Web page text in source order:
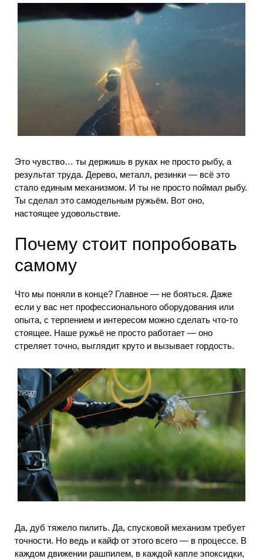
Это чувство… ты держишь в руках не просто рыбу, а
результат труда. Дерево, металл, резинки — всё это
стало единым механизмом. И ты не просто поймал рыбу.
Ты сделал это самодельным ружьём. Вот оно,
настоящее удовольствие.
Почему стоит попробовать
самому
Что мы поняли в конце? Главное — не бояться. Даже
если у вас нет профессионального оборудования или
опыта, с терпением и интересом можно сделать что-то
стоящее. Наше ружьё не просто работает — оно
стреляет точно, выглядит круто и вызывает гордость.
Да, дуб тяжело пилить. Да, спусковой механизм требует
точности. Но ведь и кайф от этого всего — в процессе. В
каждом движении рашпилем, в каждой капле эпоксидки,